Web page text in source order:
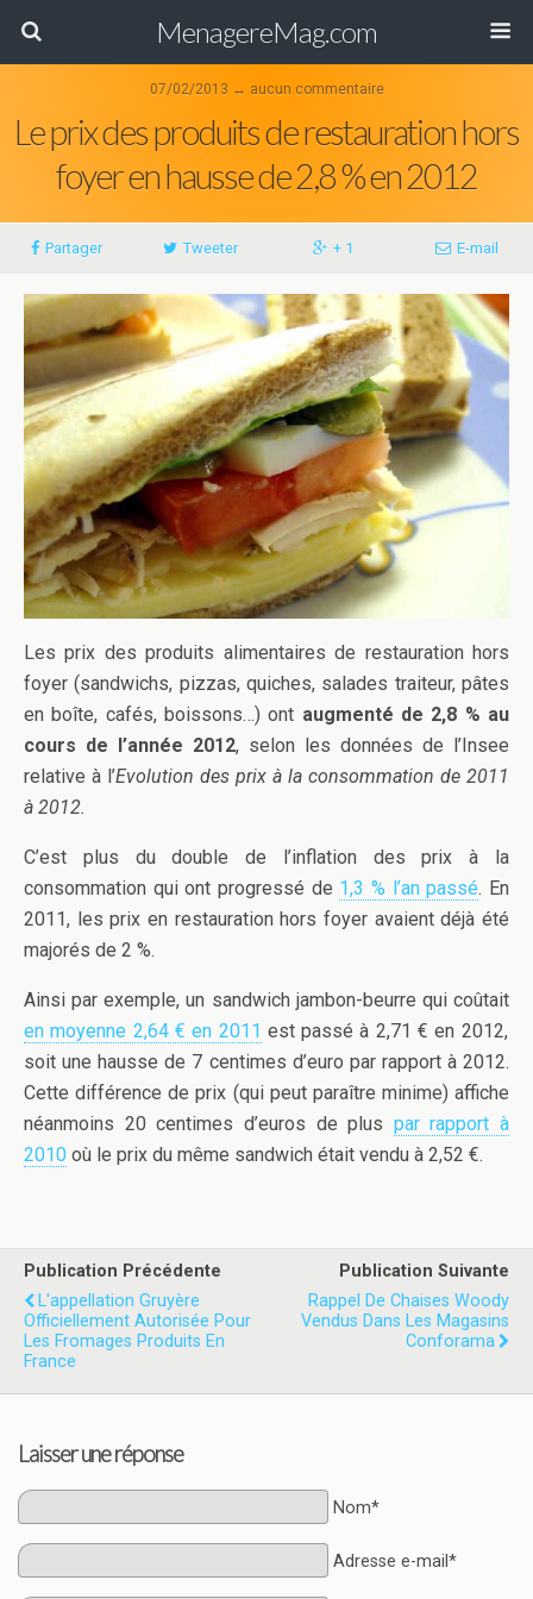
MenagereMag.com
07/02/2013 ↔ aucun commentaire
Le prix des produits de restauration hors
foyer en hausse de 2,8 % en 2012
Partager Tweeter + 1 E-mail
Les prix des produits alimentaires de restauration hors
foyer (sandwichs, pizzas, quiches, salades traiteur, pâtes
en boîte, cafés, boissons…) ont augmenté de 2,8 % au
cours de l’année 2012, selon les données de l’Insee
relative à l’Evolution des prix à la consommation de 2011
à 2012.
C’est plus du double de l’inflation des prix à la
consommation qui ont progressé de 1,3 % l’an passé. En
2011, les prix en restauration hors foyer avaient déjà été
majorés de 2 %.
Ainsi par exemple, un sandwich jambon-beurre qui coûtait
en moyenne 2,64 € en 2011 est passé à 2,71 € en 2012,
soit une hausse de 7 centimes d’euro par rapport à 2012.
Cette différence de prix (qui peut paraître minime) affiche
néanmoins 20 centimes d’euros de plus par rapport à
2010 où le prix du même sandwich était vendu à 2,52 €.
Publication Précédente
L'appellation Gruyère
Officiellement Autorisée Pour
Les Fromages Produits En
France
Publication Suivante
Rappel De Chaises Woody
Vendus Dans Les Magasins
Conforama
Laisser une réponse
Nom*
Adresse e-mail*